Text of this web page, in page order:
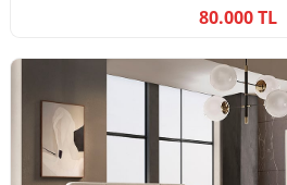
80.000 TL